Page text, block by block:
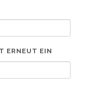
ERNEUT EIN